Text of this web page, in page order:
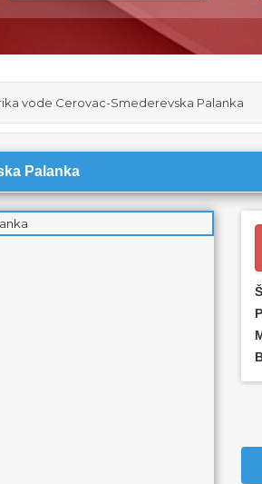
vode Cerovac-Smederevska Palanka
Palanka